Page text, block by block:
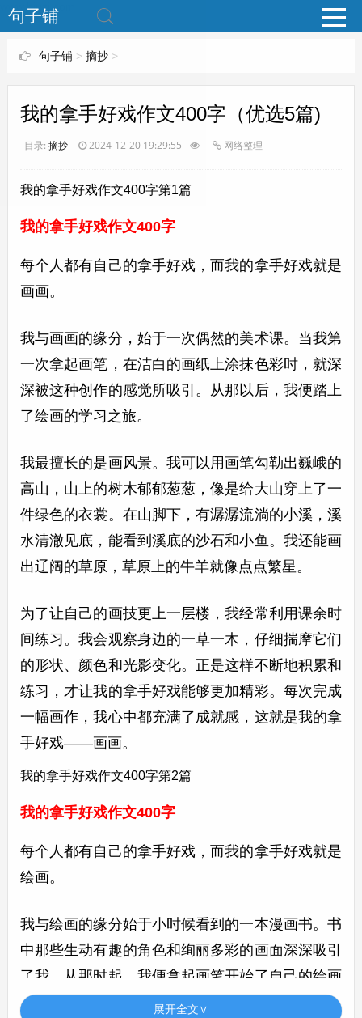
www.bjuzi.com
句子铺
句子铺> 摘抄>
我的拿手好戏作文400字（优选5篇)
目录: 摘抄 2024-12-20 19:29:55 网络整理
我的拿手好戏作文400字第1篇
我的拿手好戏作文400字
每个人都有自己的拿手好戏，而我的拿手好戏就是
画画。
我与画画的缘分，始于一次偶然的美术课。当我第
一次拿起画笔，在洁白的画纸上涂抹色彩时，就深
深被这种创作的感觉所吸引。从那以后，我便踏上
了绘画的学习之旅。
我最擅长的是画风景。我可以用画笔勾勒出巍峨的
高山，山上的树木郁郁葱葱，像是给大山穿上了一
件绿色的衣裳。在山脚下，有潺潺流淌的小溪，溪
水清澈见底，能看到溪底的沙石和小鱼。我还能画
出辽阔的草原，草原上的牛羊就像点点繁星。
为了让自己的画技更上一层楼，我经常利用课余时
间练习。我会观察身边的一草一木，仔细揣摩它们
的形状、颜色和光影变化。正是这样不断地积累和
练习，才让我的拿手好戏能够更加精彩。每次完成
一幅画作，我心中都充满了成就感，这就是我的拿
手好戏——画画。
我的拿手好戏作文400字第2篇
我的拿手好戏作文400字
每个人都有自己的拿手好戏，而我的拿手好戏就是
绘画。
我与绘画的缘分始于小时候看到的一本漫画书。书
中那些生动有趣的角色和绚丽多彩的画面深深吸引
了我，从那时起，我便拿起画笔开始了自己的绘画
之旅。我先从简单的线条和形状练起，慢慢地，我
展开全文∨